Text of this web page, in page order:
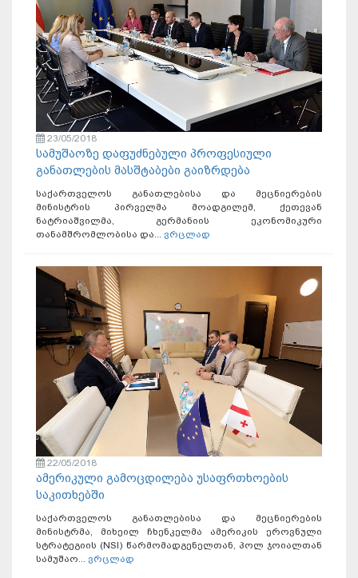
23/05/2018
სამუშაოზე დაფუძნებული პროფესიული
განათლების მასშტაბები გაიზრდება
საქართველოს განათლებისა და მეცნიერების
მინისტრის პირველმა მოადგილემ, ქეთევან
ნატრიაშვილმა, გერმანიის ეკონომიკური
თანამშრომლობისა და... ვრცლად
22/05/2018
ამერიკული გამოცდილება უსაფრთხოების
საკითხებში
საქართველოს განათლებისა და მეცნიერების
მინისტრმა, მიხეილ ჩხენკელმა ამერიკის ეროვნული
სტრატეგიის (NSI) წარმომადგენელთან, პოლ ჯოიალთან
სამუშაო... ვრცლად